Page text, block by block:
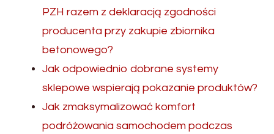
PZH razem z deklaracją zgodności
producenta przy zakupie zbiornika
betonowego?
Jak odpowiednio dobrane systemy
sklepowe wspierają pokazanie produktów?
Jak zmaksymalizować komfort
podróżowania samochodem podczas